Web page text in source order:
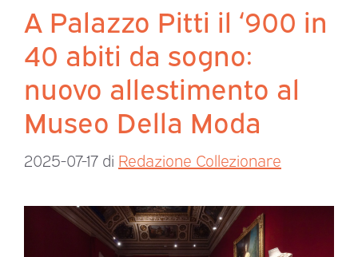
A Palazzo Pitti il ‘900 in
40 abiti da sogno:
nuovo allestimento al
Museo Della Moda
2025-07-17 di Redazione Collezionare